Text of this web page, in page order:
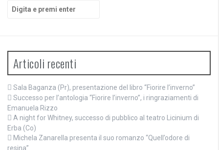
Articoli recenti
Sala Baganza (Pr), presentazione del libro “Fiorire l’inverno”
Successo per l’antologia “Fiorire l’inverno”, i ringraziamenti di
Emanuela Rizzo
A night for Whitney, successo di pubblico al teatro Licinium di
Erba (Co)
Michela Zanarella presenta il suo romanzo “Quell’odore di
resina”